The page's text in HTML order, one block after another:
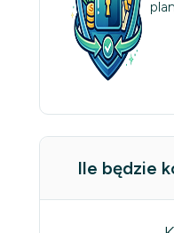
Ile będzie